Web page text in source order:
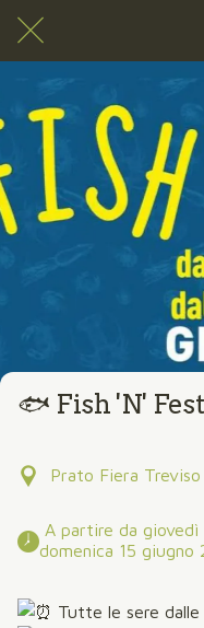
🐟 Fish 'N'
Prato Fiera Treviso
domenica 15 giugno
Tutte le sere dalle